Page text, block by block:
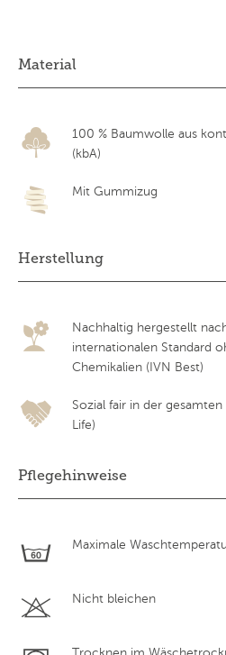
Material
100 % Baumwolle aus
(kbA)
Mit Gummizug
Herstellung
Nachhaltig hergestellt
internationalen Standard
Chemikalien (IVN Best)
Sozial fair in der
Life)
Pflegehinweise
Maximale
Nicht bleichen